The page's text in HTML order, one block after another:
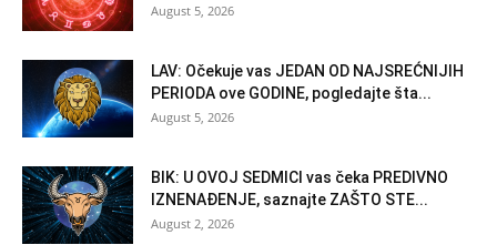
August 5, 2026
LAV: Očekuje vas JEDAN OD NAJSREĆNIJIH
PERIODA ove GODINE, pogledajte šta...
August 5, 2026
BIK: U OVOJ SEDMICI vas čeka PREDIVNO
IZNENAĐENJE, saznajte ZAŠTO STE...
August 2, 2026